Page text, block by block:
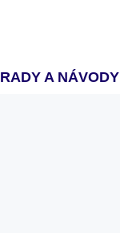
RADY A NÁVODY